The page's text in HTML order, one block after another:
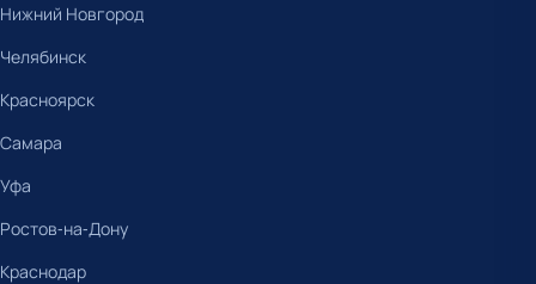
Нижний Новгород
Челябинск
Красноярск
Самара
Уфа
Ростов-на-Дону
Краснодар